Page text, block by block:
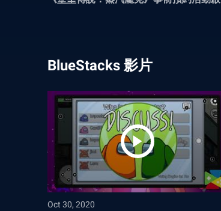
BlueStacks 影片
Oct 30, 2020